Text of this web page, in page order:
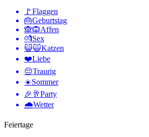
🚩Flaggen
🎂Geburtstag
🙈🙉Affen
💏Sex
😺🙀Katzen
❤️Liebe
😔Traurig
☀️Sommer
🎉🥂Party
🌧Wetter
Feiertage